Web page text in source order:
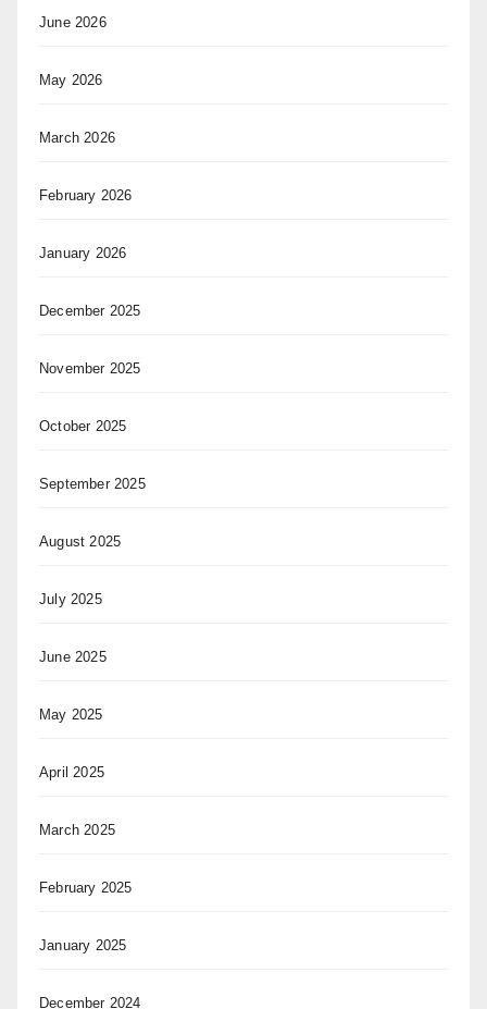
June 2026
May 2026
March 2026
February 2026
January 2026
December 2025
November 2025
October 2025
September 2025
August 2025
July 2025
June 2025
May 2025
April 2025
March 2025
February 2025
January 2025
December 2024